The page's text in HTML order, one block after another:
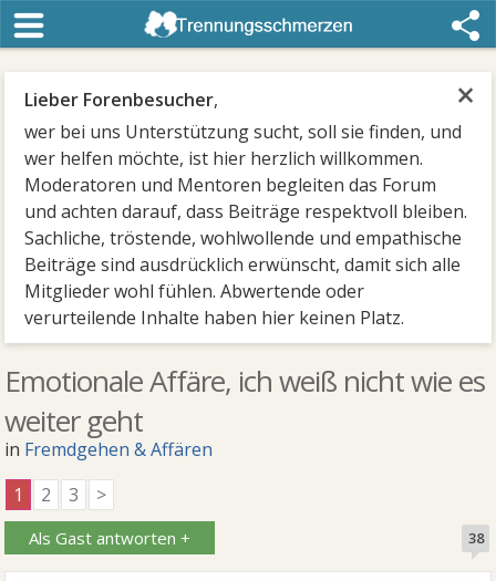
×
Lieber Forenbesucher,
wer bei uns Unterstützung sucht, soll sie finden, und
wer helfen möchte, ist hier herzlich willkommen.
Moderatoren und Mentoren begleiten das Forum
und achten darauf, dass Beiträge respektvoll bleiben.
Sachliche, tröstende, wohlwollende und empathische
Beiträge sind ausdrücklich erwünscht, damit sich alle
Mitglieder wohl fühlen. Abwertende oder
verurteilende Inhalte haben hier keinen Platz.
Emotionale Affäre, ich weiß nicht wie es
weiter geht
in Fremdgehen & Affären
1
2 3 >
Als Gast antworten + 38